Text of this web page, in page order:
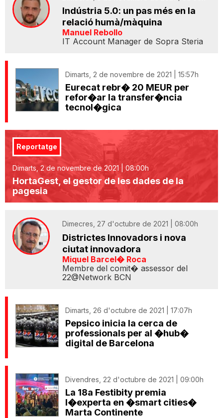
Indústria 5.0: un pas més en la
relació humà/màquina
Manuel Rebollo
IT Account Manager de Sopra Steria
Dimarts, 2 de novembre de 2021 | 15:57h
Eurecat rebr� 20 MEUR per
refor�ar la transfer�ncia
tecnol�gica
Reportatge
Dimarts, 2 de novembre de 2021 | 08:00h
HortaGest, el gestor de les dades de la
pagesia
Dimecres, 27 d'octubre de 2021 | 08:00h
Districtes Innovadors i nova
ciutat innovadora
Miquel Barcel� Roca
Membre del comit� assessor del
22@Network BCN
Dimarts, 26 d'octubre de 2021 | 17:07h
Pepsico inicia la cerca de
professionals per al �hub�
digital de Barcelona
Divendres, 22 d'octubre de 2021 | 09:00h
La 18a Festibity premia
l�experta en �smart cities�
Marta Continente